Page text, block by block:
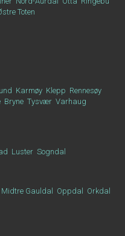
Toten
Karmøy Klepp Rennesøy
Bryne Tysvær Varhaug
Luster Sogndal
Midtre Gauldal Oppdal
Orkdal